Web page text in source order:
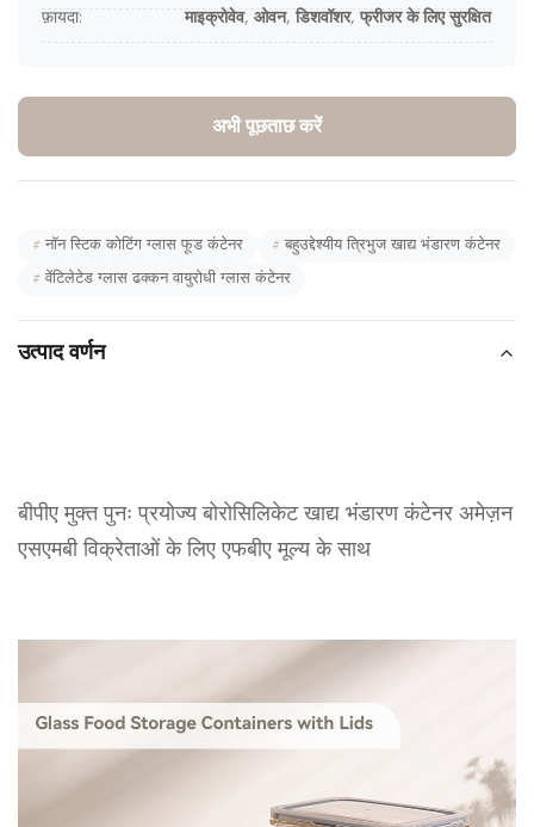
फ़ायदा:
माइक्रोवेव, ओवन, डिशवॉशर, फ्रीजर के लिए सुरक्षित
अभी पूछताछ करें
# नॉन स्टिक कोटिंग ग्लास फूड कंटेनर # बहुउद्देश्यीय त्रिभुज खाद्य भंडारण कंटेनर
# वेंटिलेटेड ग्लास ढक्कन वायुरोधी ग्लास कंटेनर
उत्पाद वर्णन
बीपीए मुक्त पुनः प्रयोज्य बोरोसिलिकेट खाद्य भंडारण कंटेनर अमेज़न
एसएमबी विक्रेताओं के लिए एफबीए मूल्य के साथ